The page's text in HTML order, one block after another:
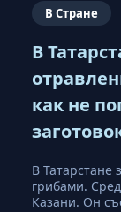
В Стране
В
как не
В Татарстане
грибами.
Казани. Он